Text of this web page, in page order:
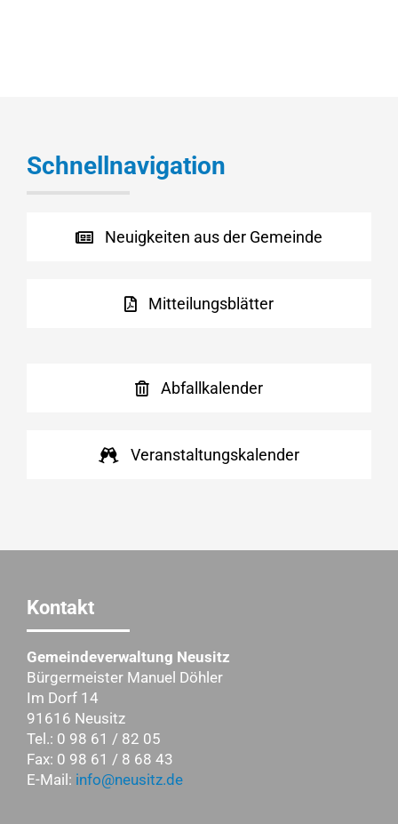
Schnellnavigation
Neuigkeiten aus der Gemeinde
Mitteilungsblätter
Abfallkalender
Veranstaltungskalender
Kontakt
Gemeindeverwaltung Neusitz
Bürgermeister Manuel Döhler
Im Dorf 14
91616 Neusitz
Tel.: 0 98 61 / 82 05
Fax: 0 98 61 / 8 68 43
E-Mail: info@neusitz.de